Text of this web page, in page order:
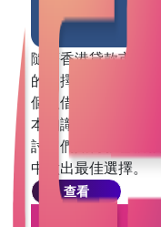
隨著香港貸款市場
的選擇變得更加豐
個人借款，了解貸
本知識。本文將深
討它們如何影響借
中做出最佳選擇。
查看